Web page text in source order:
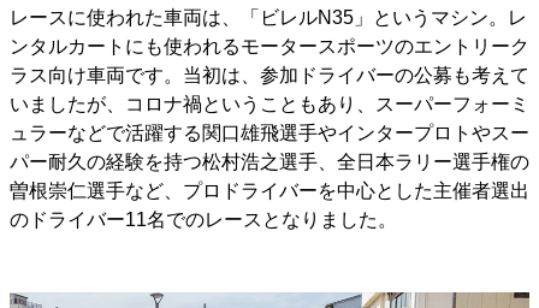
レースに使われた車両は、「ビレルN35」というマシン。レ
ンタルカートにも使われるモータースポーツのエントリーク
ラス向け車両です。当初は、参加ドライバーの公募も考えて
いましたが、コロナ禍ということもあり、スーパーフォーミ
ュラーなどで活躍する関口雄飛選手やインタープロトやスー
パー耐久の経験を持つ松村浩之選手、全日本ラリー選手権の
曽根崇仁選手など、プロドライバーを中心とした主催者選出
のドライバー11名でのレースとなりました。